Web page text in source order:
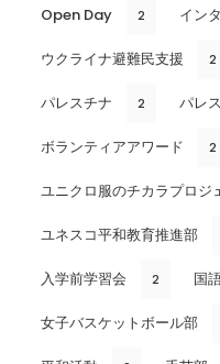
Open Day 2 イン
ウクライナ避難民支援 2
パレスチナ 2 パレ
ボランティアアワード 2
ユニクロ服のチカラプロジ
ユネスコ平和教育推進部
入学前学習会 2 国
女子バスケットボール部